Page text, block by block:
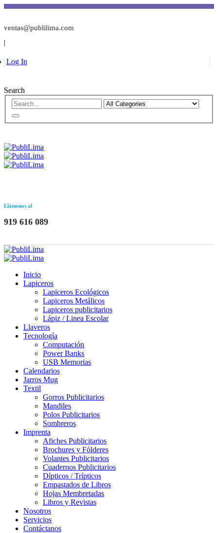
ventas@publilima.com
|
Log In
Search
Llámenos al
919 616 089
Inicio
Lapiceros
Lapiceros Ecológicos
Lapiceros Metálicos
Lapiceros publicitarios
Lápiz / Linea Escolar
Llaveros
Tecnología
Computación
Power Banks
USB Memorias
Calendarios
Jarros Mug
Textil
Gorros Publicitarios
Mandiles
Polos Publicitarios
Sombreros
Imprenta
Afiches Publicitarios
Brochures y Fólderes
Volantes Publicitarios
Cuadernos Publicitarios
Dípticos / Trípticos
Empastados de Libros
Hojas Membretadas
Libros y Revistas
Nosotros
Servicios
Contáctanos